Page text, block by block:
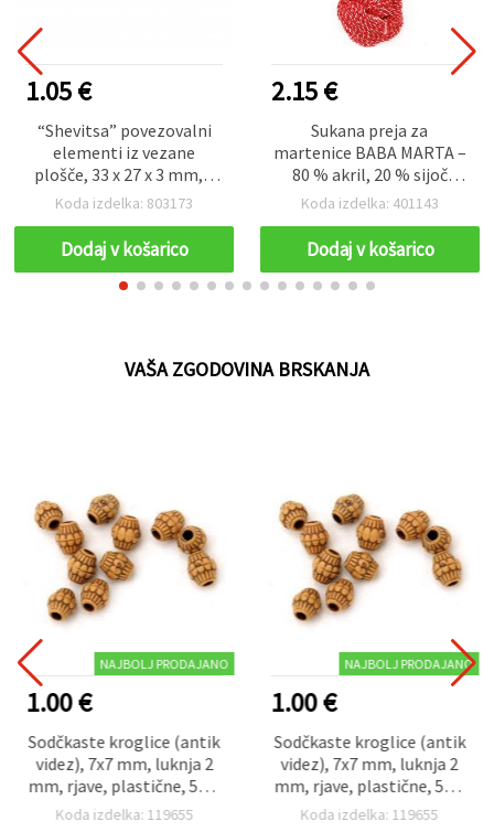
1.05 €
“Shevitsa” povezovalni
elementi iz vezane
plošče, 33 x 27 x 3 mm, 2
luknji (4 mm) – mešano
vezeninski motivi), lesene
komponente za DIY
izdelavo nakita, hobi
Koda izdelka: 803173
Dodaj v košarico
2.15 €
Sukana preja za
martenice BABA MARTA –
80 % akril, 20 % sijoč
poliester / 100 g – 120 m
Koda izdelka: 401143
Dodaj v košarico
VAŠA ZGODOVINA BRSKANJA
NAJBOLJ PRODAJANO
1.00 €
Sodčkaste kroglice (antik
videz), 7x7 mm, luknja 2
mm, rjave, plastične, 50 g
(~340 kosov)
Koda izdelka: 119655
NAJBOLJ PRODAJANO
1.00 €
Sodčkaste kroglice (antik
videz), 7x7 mm, luknja 2
mm, rjave, plastične, 50 g
(~340 kosov)
Koda izdelka: 119655